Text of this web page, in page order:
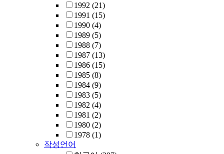
1992 (21)
1991 (15)
1990 (4)
1989 (5)
1988 (7)
1987 (13)
1986 (15)
1985 (8)
1984 (9)
1983 (5)
1982 (4)
1981 (2)
1980 (2)
1978 (1)
작성언어